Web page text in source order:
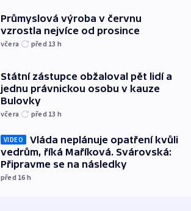
Průmyslová výroba v červnu
vzrostla nejvíce od prosince
včera před 13 h
Státní zástupce obžaloval pět lidí a
jednu právnickou osobu v kauze
Bulovky
včera před 13 h
VIDEO
Vláda neplánuje opatření kvůli
vedrům, říká Maříková. Svárovská:
Připravme se na následky
před 16 h